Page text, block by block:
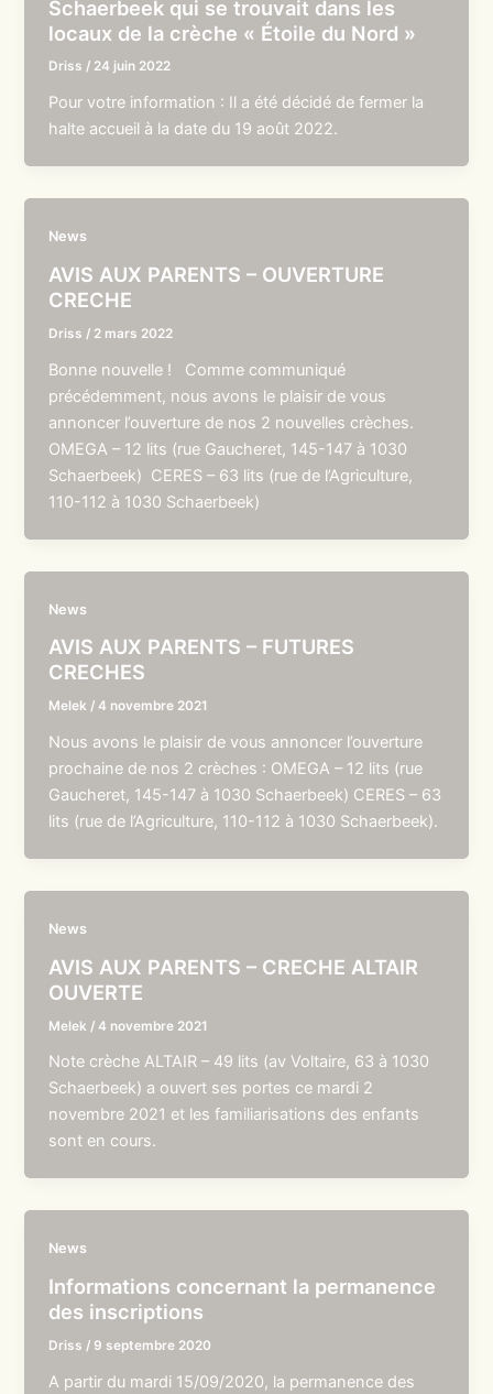
Schaerbeek qui se trouvait dans les
locaux de la crèche « Étoile du Nord »
Driss / 24 juin 2022
Pour votre information : Il a été décidé de fermer la
halte accueil à la date du 19 août 2022.
News
AVIS AUX PARENTS – OUVERTURE
CRECHE
Driss / 2 mars 2022
Bonne nouvelle ! Comme communiqué
précédemment, nous avons le plaisir de vous
annoncer l’ouverture de nos 2 nouvelles crèches.
OMEGA – 12 lits (rue Gaucheret, 145-147 à 1030
Schaerbeek) CERES – 63 lits (rue de l’Agriculture,
110-112 à 1030 Schaerbeek)
News
AVIS AUX PARENTS – FUTURES
CRECHES
Melek /4 novembre 2021
Nous avons le plaisir de vous annoncer l’ouverture
prochaine de nos 2 crèches : OMEGA – 12 lits (rue
Gaucheret, 145-147 à 1030 Schaerbeek) CERES – 63
lits (rue de l’Agriculture, 110-112 à 1030 Schaerbeek).
News
AVIS AUX PARENTS – CRECHE ALTAIR
OUVERTE
Melek /4 novembre 2021
Note crèche ALTAIR – 49 lits (av Voltaire, 63 à 1030
Schaerbeek) a ouvert ses portes ce mardi 2
novembre 2021 et les familiarisations des enfants
sont en cours.
News
Informations concernant la permanence
des inscriptions
Driss / 9 septembre 2020
A partir du mardi 15/09/2020, la permanence des